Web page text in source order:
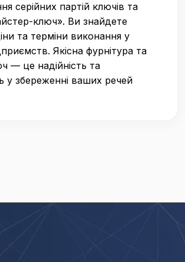
серійних партій ключів та
ключ». Ви знайдете
та терміни виконання у
Якісна фурнітура та
— це надійність та
у збереженні ваших речей